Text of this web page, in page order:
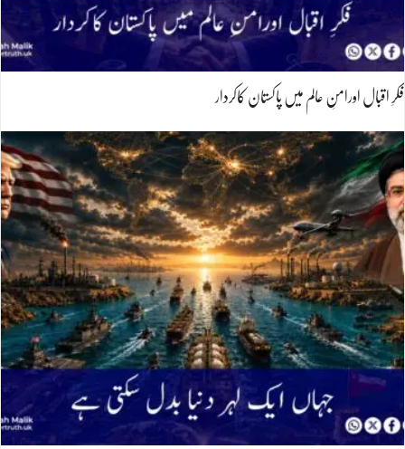
فکرِ اقبال اورامنِ عالم میں پاکستان کاکردار